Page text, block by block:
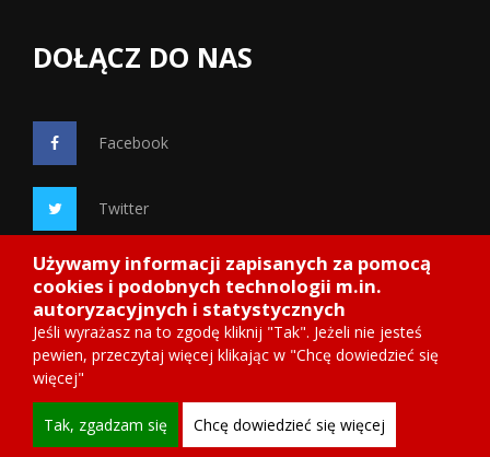
DOŁĄCZ DO NAS
Facebook
Twitter
Google+
Copyright 2014Starosadeckie.info, wdrożenie ITnetDESIGN
Używamy informacji zapisanych za pomocą
cookies i podobnych technologii m.in.
autoryzacyjnych i statystycznych
Jeśli wyrażasz na to zgodę kliknij "Tak". Jeżeli nie jesteś
pewien, przeczytaj więcej klikając w "Chcę dowiedzieć się
więcej"
Tak, zgadzam się Chcę dowiedzieć się więcej